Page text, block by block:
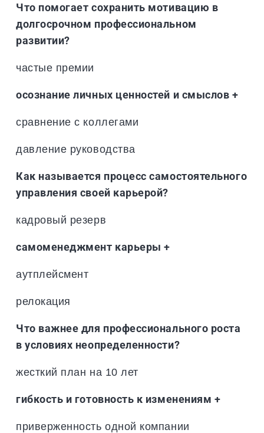
Что помогает сохранить мотивацию в
долгосрочном профессиональном
развитии?
частые премии
осознание личных ценностей и смыслов +
сравнение с коллегами
давление руководства
Как называется процесс самостоятельного
управления своей карьерой?
кадровый резерв
самоменеджмент карьеры +
аутплейсмент
релокация
Что важнее для профессионального роста
в условиях неопределенности?
жесткий план на 10 лет
гибкость и готовность к изменениям +
приверженность одной компании